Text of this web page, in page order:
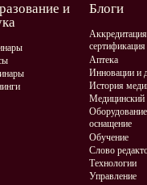
и
Блоги
сертификация
Аптека
Инновации и
История
Медицинский
оснащение
Обучение
Слово
Технологии
Управление